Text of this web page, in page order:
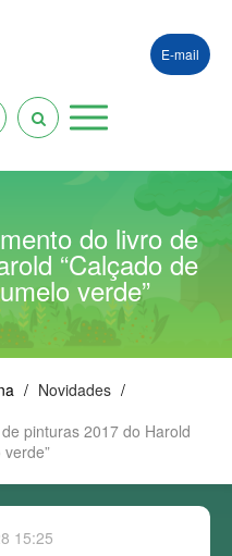
E-mail
do livro de
“Calçado de
verde”
/ Novidades /
pinturas 2017 do Harold
15:25